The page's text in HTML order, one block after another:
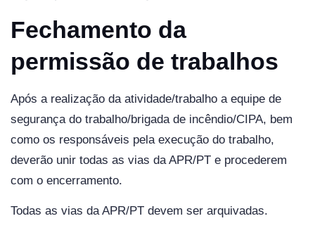
Fechamento da
permissão de trabalhos
Após a realização da atividade/trabalho a equipe de
segurança do trabalho/brigada de incêndio/CIPA, bem
como os responsáveis pela execução do trabalho,
deverão unir todas as vias da APR/PT e procederem
com o encerramento.
Todas as vias da APR/PT devem ser arquivadas.